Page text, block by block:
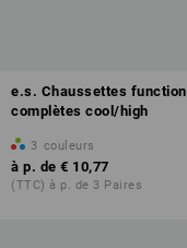
e.s. Chaussettes function
complètes cool/high
3 couleurs
à p. de € 10,77
(TTC) à p. de 3 Paires